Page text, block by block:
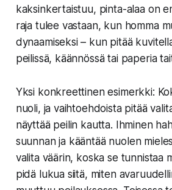
kaksinkertaistuu, pinta-alaa on
raja tulee vastaan, kun homma
dynaamiseksi – kun pitää
peilissä, käännössä tai paperia
Yksi konkreettinen esimerkki:
nuoli, ja vaihtoehdoista pitää
näyttää peilin kautta. Ihminen
suunnan ja kääntää nuolen
valita väärin, koska se tunnistaa
pidä lukua siitä, miten